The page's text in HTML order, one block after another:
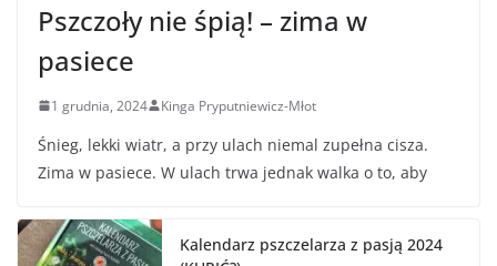
Pszczoły nie śpią! – zima w
pasiece
1 grudnia, 2024 Kinga Pryputniewicz-Młot
Śnieg, lekki wiatr, a przy ulach niemal zupełna cisza.
Zima w pasiece. W ulach trwa jednak walka o to, aby
Kalendarz pszczelarza z pasją 2024